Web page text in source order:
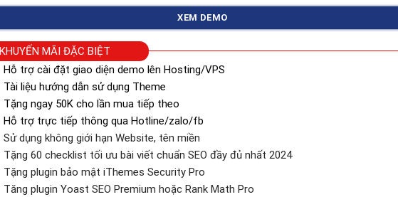
700.000₫.là:
350.000₫.
XEM DEMO
KHUYẾN MÃI ĐẶC BIỆT
Hỗ trợ cài đặt giao diện demo lên Hosting/VPS
Tài liệu hướng dẫn sử dụng Theme
Tặng ngay 50K cho lần mua tiếp theo
Hỗ trợ trực tiếp thông qua Hotline/zalo/fb
Sử dụng không giới hạn Website, tên miền
Tặng 60 checklist tối ưu bài viết chuẩn SEO đầy đủ nhất 2024
Tặng plugin bảo mật iThemes Security Pro
Tăng plugin Yoast SEO Premium hoặc Rank Math Pro